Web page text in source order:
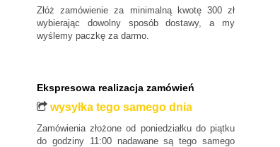
MAN
Maxus
Nissan
Złóż zamówienie za minimalną kwotę 300 zł
wybierając dowolny sposób dostawy, a my
wyślemy paczkę za darmo.
Ekspresowa realizacja zamówień
wysyłka tego samego dnia
Zamówienia złożone od poniedziałku do piątku
do godziny 11:00 nadawane są tego samego